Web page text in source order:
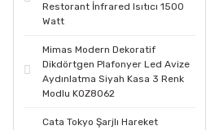
Restorant İnfrared Isıtıcı 1500
Watt
Mimas Modern Dekoratif
Dikdörtgen Plafonyer Led Avize
Aydınlatma Siyah Kasa 3 Renk
Modlu KOZ8062
Cata Tokyo Şarjlı Hareket